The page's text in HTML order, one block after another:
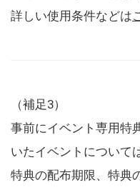
詳しい使用条件などは
（補足3）
事前にイベント専用特
いたイベントについて
特典の配布期限、特典